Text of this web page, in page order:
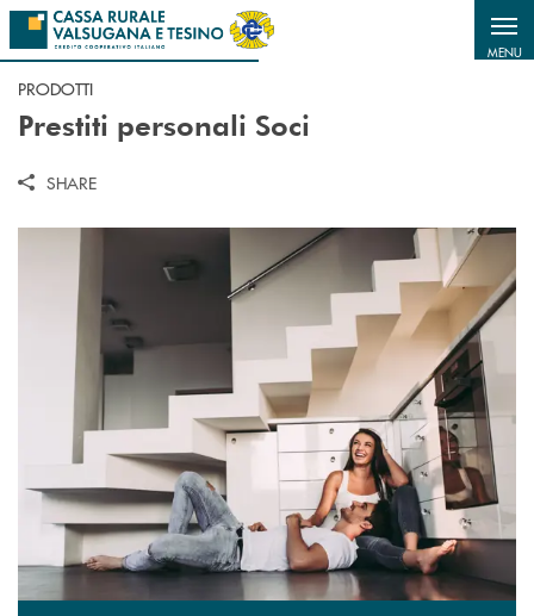
Salta al contenuto principale
MENU
PRODOTTI
Prestiti personali Soci
SHARE